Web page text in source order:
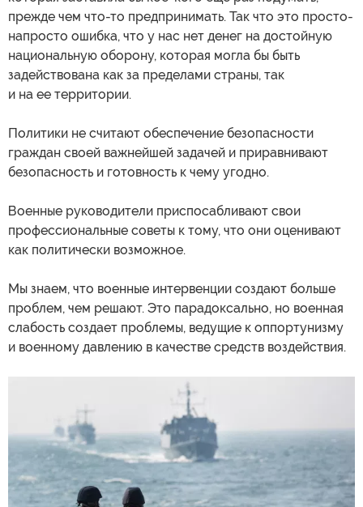
прежде чем что-то предпринимать. Так что это просто-
напросто ошибка, что у нас нет денег на достойную
национальную оборону, которая могла бы быть
задействована как за пределами страны, так
и на ее территории.
Политики не считают обеспечение безопасности
граждан своей важнейшей задачей и приравнивают
безопасность и готовность к чему угодно.
Военные руководители приспосабливают свои
профессиональные советы к тому, что они оценивают
как политически возможное.
Мы знаем, что военные интервенции создают больше
проблем, чем решают. Это парадоксально, но военная
слабость создает проблемы, ведущие к оппортунизму
и военному давлению в качестве средств воздействия.